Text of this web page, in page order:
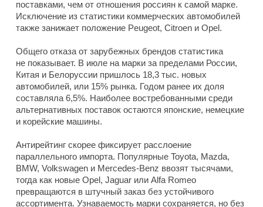
поставками, чем от отношения россиян к самой марке.
Исключение из статистики коммерческих автомобилей
также занижает положение Peugeot, Citroen и Opel.
Общего отказа от зарубежных брендов статистика
не показывает. В июле на марки за пределами России,
Китая и Белоруссии пришлось 18,3 тыс. новых
автомобилей, или 15% рынка. Годом ранее их доля
составляла 6,5%. Наиболее востребованными среди
альтернативных поставок остаются японские, немецкие
и корейские машины.
Антирейтинг скорее фиксирует расслоение
параллельного импорта. Популярные Toyota, Mazda,
BMW, Volkswagen и Mercedes-Benz ввозят тысячами,
тогда как новые Opel, Jaguar или Alfa Romeo
превращаются в штучный заказ без устойчивого
ассортимента. Узнаваемость марки сохраняется, но без